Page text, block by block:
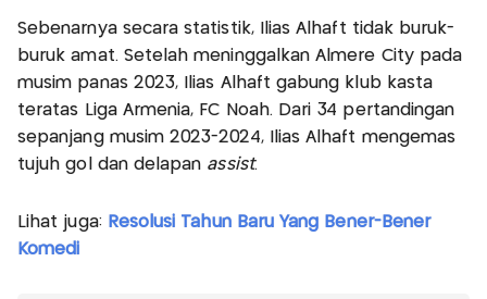
Sebenarnya secara statistik, Ilias Alhaft tidak buruk-
buruk amat. Setelah meninggalkan Almere City pada
musim panas 2023, Ilias Alhaft gabung klub kasta
teratas Liga Armenia, FC Noah. Dari 34 pertandingan
sepanjang musim 2023-2024, Ilias Alhaft mengemas
tujuh gol dan delapan assist.
Lihat juga: Resolusi Tahun Baru Yang Bener-Bener
Komedi